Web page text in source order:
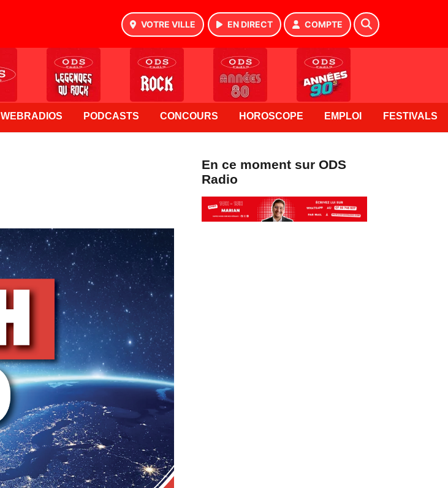
VOTRE VILLE EN DIRECT COMPTE
WEBRADIOS PODCASTS CONCOURS HOROSCOPE EMPLOI FESTIVALS
En ce moment sur ODS
Radio